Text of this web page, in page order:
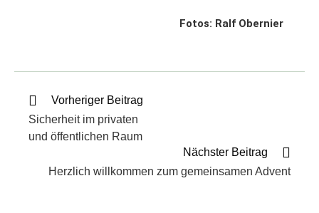
Fotos: Ralf Obernier
Vorheriger Beitrag
Sicherheit im privaten
und öffentlichen Raum
Nächster Beitrag
Herzlich willkommen zum gemeinsamen Advent